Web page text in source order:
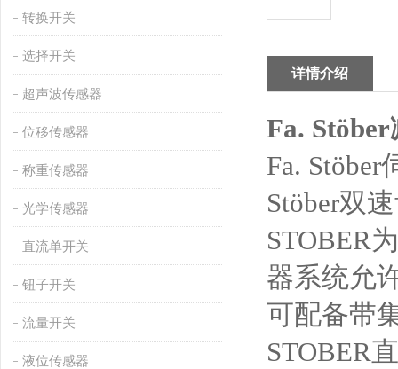
转换开关
选择开关
超声波传感器
位移传感器
称重传感器
光学传感器
直流单开关
钮子开关
流量开关
液位传感器
详情介绍
Fa. Stöber
Fa. Stöber
Stöber双
STOBER
器系统允
可配备带
STOBER